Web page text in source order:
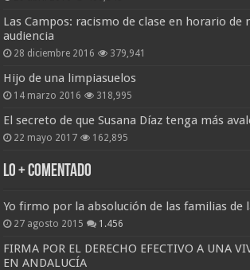
Las Campos: racismo de clase en horario de
audiencia
28 diciembre 2016 379,941
Hijo de una limpiasuelos
14 marzo 2016 318,995
El secreto de que Susana Díaz tenga más
22 mayo 2017 162,895
Lo + Comentado
Yo firmo por la absolución de las familias de
27 agosto 2015 1.456
FIRMA POR EL DERECHO EFECTIVO A UNA
EN ANDALUCÍA